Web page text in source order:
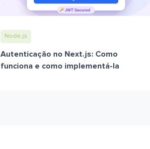
Node.js
Autenticação no Next.js: Como
funciona e como implementá-la